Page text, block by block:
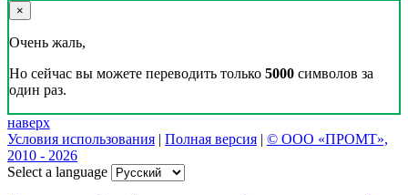
×
Очень жаль,
Но сейчас вы можете переводить только 5000 символов за
один раз.
наверх
Условия использования | Полная версия | © ООО «ПРОМТ»,
2010 - 2026
Select a language